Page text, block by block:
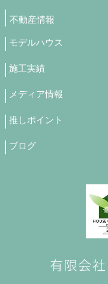
不動産情報
モデルハウス
施工実績
メディア情報
推しポイント
ブログ